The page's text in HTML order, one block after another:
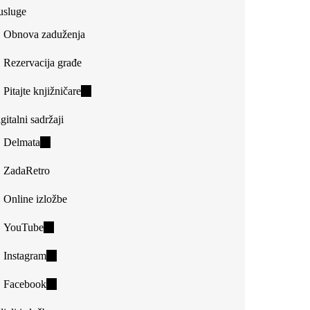
Obnova zaduženja
Rezervacija građe
Pitajte knjižničare(link
sadržaji
Delmata
external)
ZadaRetro
Online izložbe
YouTube(link
external)
Instagram(link
external)
Facebook(link